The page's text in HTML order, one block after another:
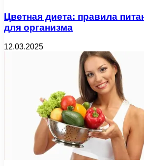
Цветная диета: правила
для организма
12.03.2025